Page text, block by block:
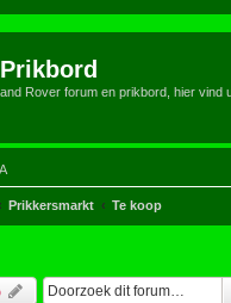
Rover forum en prikbord, hier
Prikkersmarkt Te koop